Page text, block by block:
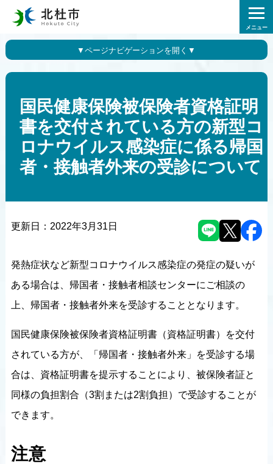
メニュー
国民健康保険被保険者資格証明
書を交付されている方の新型コ
ロナウイルス感染症に係る帰国
者・接触者外来の受診について
更新日： 2022年3月31日
発熱症状など新型コロナウイルス感染症の発症の疑いが
ある場合は、帰国者・接触者相談センターにご相談の
上、帰国者・接触者外来を受診することとなります。
国民健康保険被保険者資格証明書（資格証明書）を交付
されている方が、「帰国者・接触者外来」を受診する場
合は、資格証明書を提示することにより、被保険者証と
同様の負担割合（3割または2割負担）で受診することが
できます。
注意